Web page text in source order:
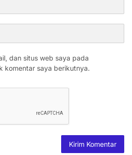
dan situs web saya pada
komentar saya berikutnya.